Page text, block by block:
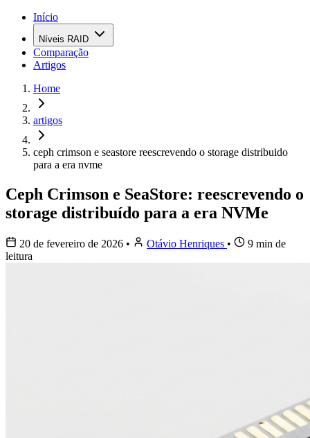
Início
Níveis RAID
Comparação
Artigos
Home
artigos
ceph crimson e seastore reescrevendo o storage distribuido
para a era nvme
Ceph Crimson e SeaStore: reescrevendo o
storage distribuído para a era NVMe
20 de fevereiro de 2026 • Otávio Henriques •
9 min de
leitura